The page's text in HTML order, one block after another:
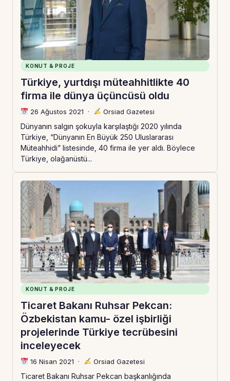
KONUT & PROJE
Türkiye, yurtdışı müteahhitlikte 40
firma ile dünya üçüncüsü oldu
26 Ağustos 2021 · Orsiad Gazetesi
Dünyanın salgın şokuyla karşılaştığı 2020 yılında
Türkiye, “Dünyanın En Büyük 250 Uluslararası
Müteahhidi” listesinde, 40 firma ile yer aldı. Böylece
Türkiye, olağanüstü...
KONUT & PROJE
Ticaret Bakanı Ruhsar Pekcan:
Özbekistan kamu- özel işbirliği
projelerinde Türkiye tecrübesini
inceleyecek
16 Nisan 2021 · Orsiad Gazetesi
Ticaret Bakanı Ruhsar Pekcan başkanlığında